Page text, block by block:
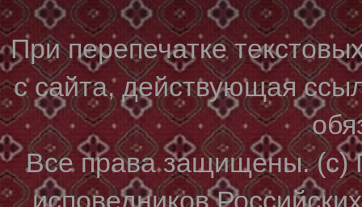
При перепечатке
с сайта, действующая
Все права защищены. (с)
исповедников